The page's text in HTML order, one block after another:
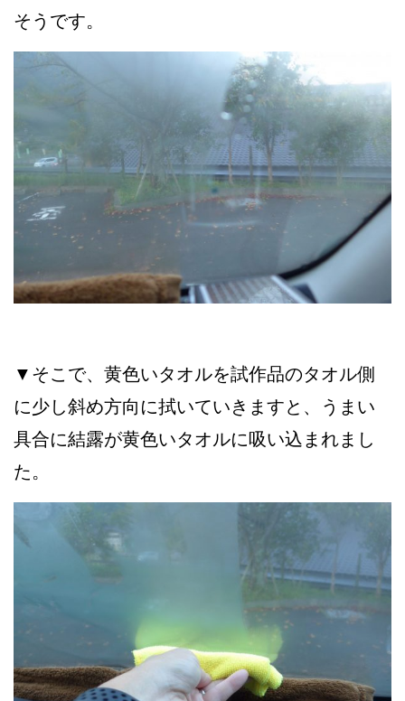
そうです。
▼そこで、黄色いタオルを試作品のタオル側
に少し斜め方向に拭いていきますと、うまい
具合に結露が黄色いタオルに吸い込まれまし
た。